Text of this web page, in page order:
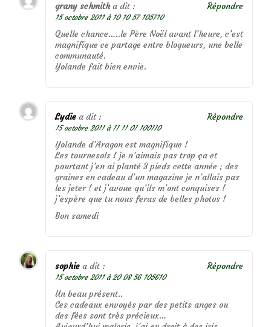
grany schmith a dit :
15 octobre 2011 à 10 10 57 105710
Quelle chance…..le Père Noël avant l’heure, c’est
magnifique ce partage entre blogueurs, une belle
communauté.
Yolande fait bien envie.
Répondre
Lydie a dit :
15 octobre 2011 à 11 11 01 100110
Yolande d’Aragon est magnifique !
Les tournesols ! je n’aimais pas trop ça et
pourtant j’en ai planté 3 pieds cette année ; des
graines en cadeau d’un magazine je n’allais pas
les jeter ! et j’avoue qu’ils m’ont conquises !
j’espère que tu nous feras de belles photos !
Bon samedi
Répondre
sophie a dit :
15 octobre 2011 à 20 08 56 105610
Un beau présent..
Ces cadeaux envoyés par des petits anges ou
des fées sont très précieux…
Répondre